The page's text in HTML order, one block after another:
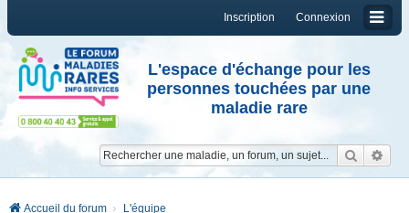
Connexion
Inscription
L'espace d'échange pour les
personnes touchées par une
maladie rare
Accueil du forum L'équipe